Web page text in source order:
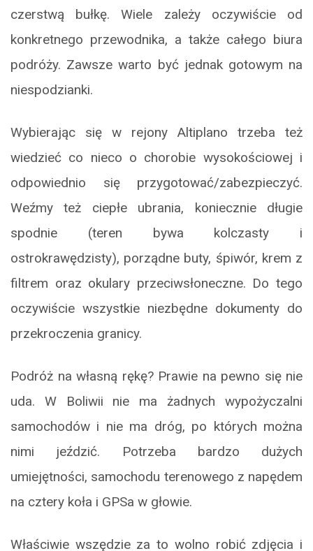
czerstwą bułkę. Wiele zależy oczywiście od
konkretnego przewodnika, a także całego biura
podróży. Zawsze warto być jednak gotowym na
niespodzianki.
Wybierając się w rejony Altiplano trzeba też
wiedzieć co nieco o chorobie wysokościowej i
odpowiednio się przygotować/zabezpieczyć.
Weźmy też ciepłe ubrania, koniecznie długie
spodnie (teren bywa kolczasty i
ostrokrawędzisty), porządne buty, śpiwór, krem z
filtrem oraz okulary przeciwsłoneczne. Do tego
oczywiście wszystkie niezbędne dokumenty do
przekroczenia granicy.
Podróż na własną rękę? Prawie na pewno się nie
uda. W Boliwii nie ma żadnych wypożyczalni
samochodów i nie ma dróg, po których można
nimi jeździć. Potrzeba bardzo dużych
umiejętności, samochodu terenowego z napędem
na cztery koła i GPSa w głowie.
Właściwie wszędzie za to wolno robić zdjęcia i